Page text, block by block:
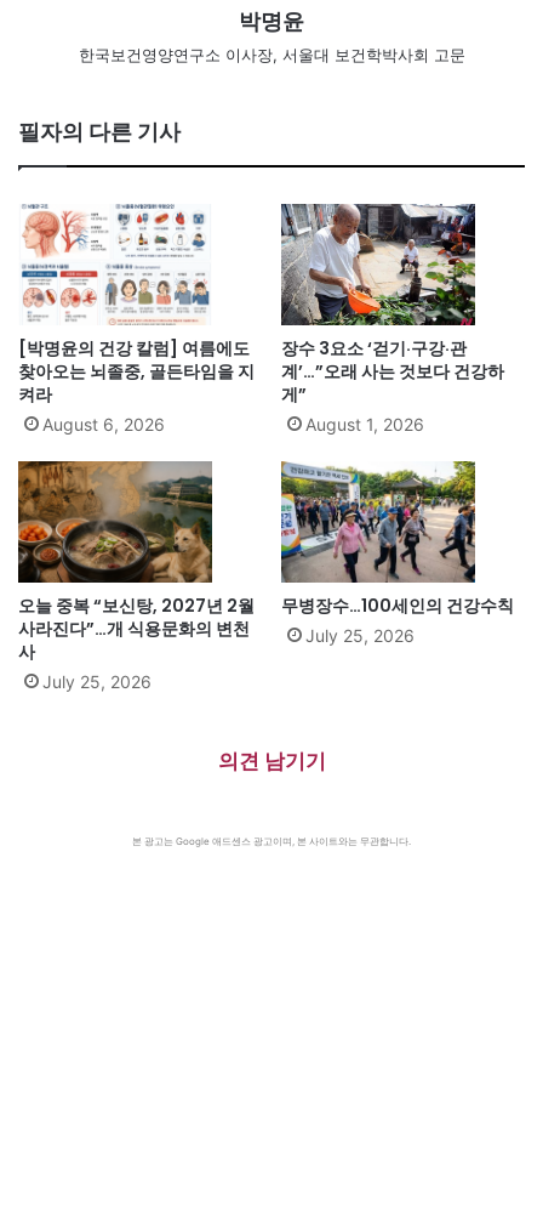
박명윤
한국보건영양연구소 이사장, 서울대 보건학박사회 고문
필자의 다른 기사
[박명윤의 건강 칼럼] 여름에도
찾아오는 뇌졸중, 골든타임을 지
켜라
August 6, 2026
장수 3요소 ‘걷기·구강·관
계’…”오래 사는 것보다 건강하
게”
August 1, 2026
오늘 중복 “보신탕, 2027년 2월
사라진다”…개 식용문화의 변천
사
July 25, 2026
무병장수…100세인의 건강수칙
July 25, 2026
의견 남기기
본 광고는 Google 애드센스 광고이며, 본 사이트와는 무관합니다.